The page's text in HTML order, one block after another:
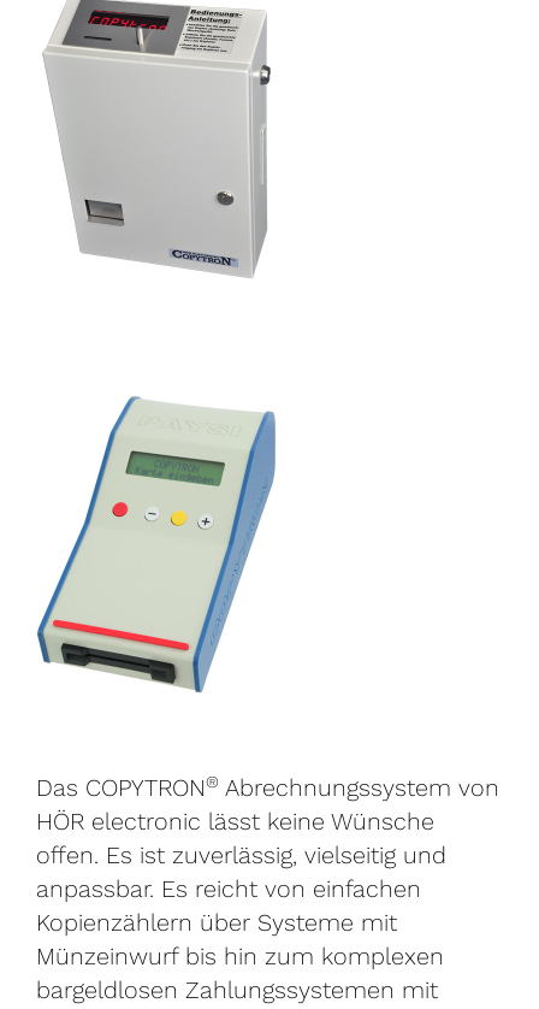
Das COPYTRON® Abrechnungssystem von
HÖR electronic lässt keine Wünsche
offen. Es ist zuverlässig, vielseitig und
anpassbar. Es reicht von einfachen
Kopienzählern über Systeme mit
Münzeinwurf bis hin zum komplexen
bargeldlosen Zahlungssystemen mit